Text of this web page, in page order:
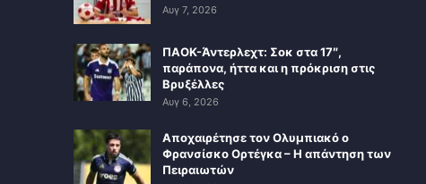
Αυγ 7, 2026
ΠΑΟΚ-Άντερλεχτ: Σοκ στα 17″,
παράπονα, ήττα και η πρόκριση στις
Βρυξέλλες
Αυγ 6, 2026
Αποχαιρέτησε τον Ολυμπιακό ο
Φρανσίσκο Ορτέγκα – Η απάντηση των
Πειραιωτών